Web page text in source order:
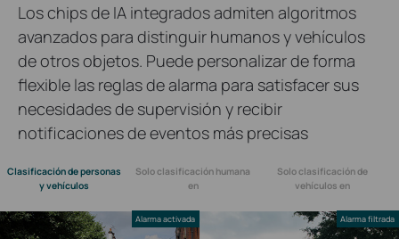
Los chips de IA integrados admiten algoritmos
avanzados para distinguir humanos y vehículos
de otros objetos. Puede personalizar de forma
flexible las reglas de alarma para satisfacer sus
necesidades de supervisión y recibir
notificaciones de eventos más precisas
Clasificación de personas
y vehículos
Solo clasificación humana
en
Solo clasificación de
vehículos en
Alarma activada Alarma filtrada